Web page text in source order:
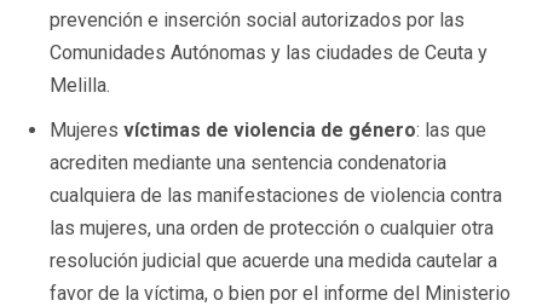
prevención e inserción social autorizados por las
Comunidades Autónomas y las ciudades de Ceuta y
Melilla.
Mujeres víctimas de violencia de género: las que
acrediten mediante una sentencia condenatoria
cualquiera de las manifestaciones de violencia contra
las mujeres, una orden de protección o cualquier otra
resolución judicial que acuerde una medida cautelar a
favor de la víctima, o bien por el informe del Ministerio